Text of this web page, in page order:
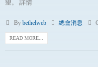
望。 詳情
By bethelweb 總會消息
READ MORE...